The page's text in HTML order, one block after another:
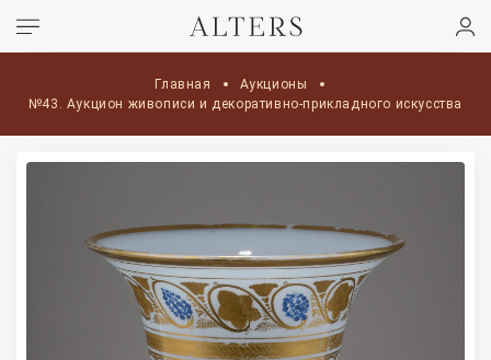
Главная
Аукционы
№43. Аукцион живописи и декоративно-прикладного искусства